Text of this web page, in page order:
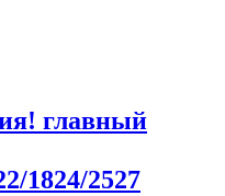
главный
1824/2527